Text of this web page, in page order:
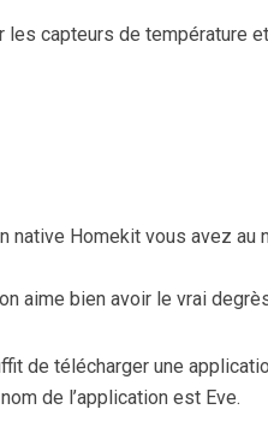
les capteurs de température
native Homekit vous avez au
aime bien avoir le vrai
de télécharger une
de l’application est Eve.